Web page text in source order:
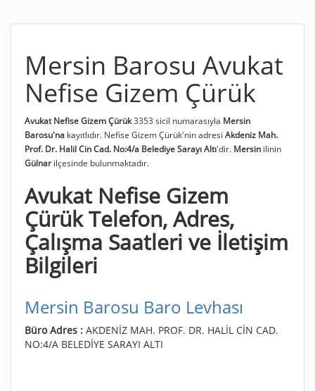
Mersin Barosu Avukat
Nefise Gizem Çürük
Avukat Nefise Gizem Çürük3353 sicil numarasıyla Mersin
Barosu'na kayıtlıdır. Nefise Gizem Çürük'nin adresi Akdeniz Mah.
Prof. Dr. Halil Cin Cad. No:4/a Belediye Sarayı Altı'dir. Mersin ilinin
Gülnar ilçesinde bulunmaktadır.
Avukat Nefise Gizem
Çürük Telefon, Adres,
Çalışma Saatleri ve İletişim
Bilgileri
Mersin Barosu Baro Levhası
Büro Adres : AKDENİZ MAH. PROF. DR. HALİL CİN CAD.
NO:4/A BELEDİYE SARAYI ALTI